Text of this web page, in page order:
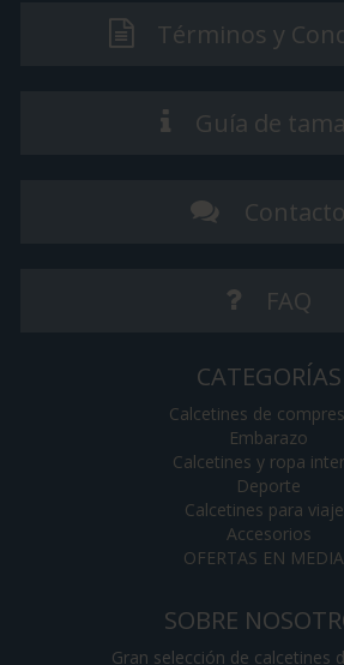
Términos y
Guía de
Contacto
FAQ
CATEGORÍAS
Calcetines de
Embarazo
Calcetines y ropa
Deporte
Calcetines para
Accesorios
OFERTAS EN
SOBRE
Gran selección de calcetines